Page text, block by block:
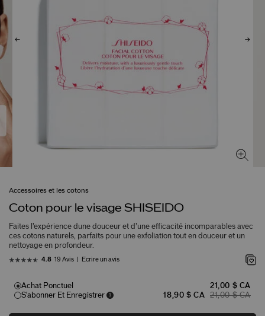
Accessoires et les cotons
Coton pour le visage SHISEIDO
Faites l’expérience dune douceur et d’une efficacité incomparables avec
ces cotons naturels, parfaits pour une exfoliation tout en douceur et un
nettoyage en profondeur.
4.8 19 Avis Écrire un avis
Achat Ponctuel
21,00 $ CA
S'abonner Et Enregistrer
18,90 $ CA 21,00 $ CA